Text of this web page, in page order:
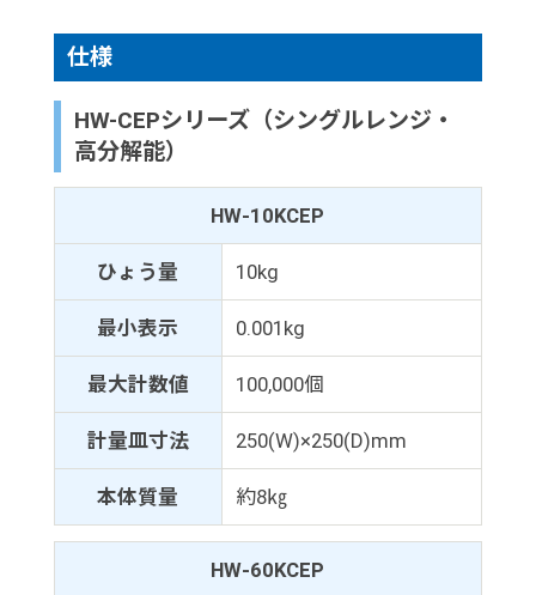
仕様
HW-CEPシリーズ（シングルレンジ・
高分解能）
HW-10KCEP
ひょう量 10kg
最小表示 0.001kg
最大計数値 100,000個
計量皿寸法 250(W)×250(D)mm
本体質量 約8㎏
HW-60KCEP